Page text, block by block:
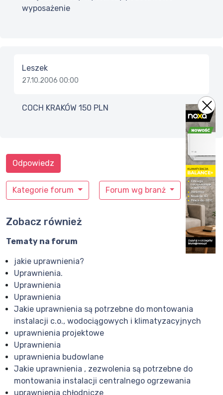
wyposażenie
Leszek
27.10.2006 00:00
COCH KRAKÓW 150 PLN
Kategorie forum Forum wg branż
Odpowiedz
Zobacz również
Tematy na forum
jakie uprawnienia?
Uprawnienia.
Uprawnienia
Uprawnienia
Jakie uprawnienia są potrzebne do montowania
instalacji c.o., wodociągowych i klimatyzacyjnych
uprawnienia projektowe
Uprawnienia
uprawnienia budowlane
Jakie uprawnienia , zezwolenia są potrzebne do
montowania instalacji centralnego ogrzewania
uprawnienia chłodnicze